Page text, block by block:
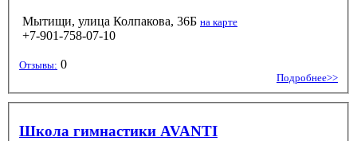
Мытищи, улица Колпакова, 36Б на карте
+7-901-758-07-10
Отзывы: 0
Подробнее>>
Школа гимнастики AVANTI